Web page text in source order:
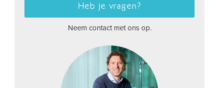
Heb je vragen?
Neem contact met ons op.